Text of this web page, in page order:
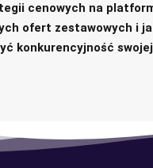
cenowych na
ofert zestawowych i
konkurencyjność